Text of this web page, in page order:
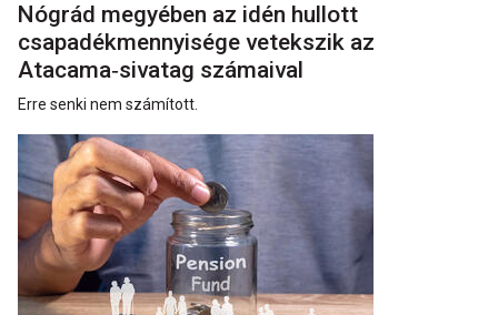
Nógrád megyében az idén hullott
csapadékmennyisége vetekszik az
Atacama‑sivatag számaival
Erre senki nem számított.